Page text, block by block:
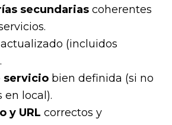
secundarias coherentes
actualizado (incluidos
servicio bien definida (si no
en local).
y URL correctos y